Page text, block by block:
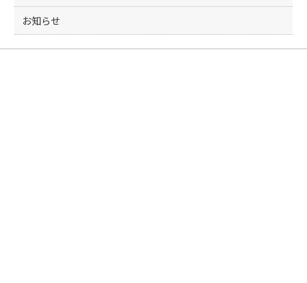
お知らせ